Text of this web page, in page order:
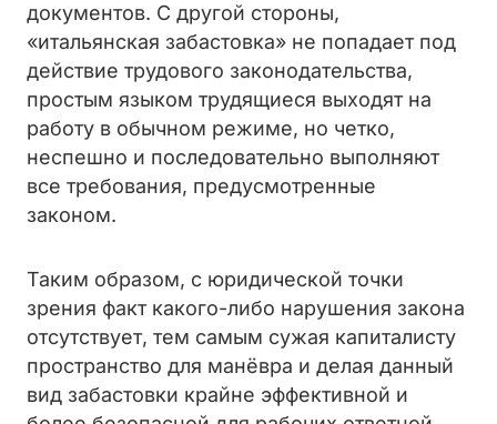
документов. С другой стороны,
«итальянская забастовка» не попадает под
действие трудового законодательства,
простым языком трудящиеся выходят на
работу в обычном режиме, но четко,
неспешно и последовательно выполняют
все требования, предусмотренные
законом.
Таким образом, с юридической точки
зрения факт какого-либо нарушения закона
отсутствует, тем самым сужая капиталисту
пространство для манёвра и делая данный
вид забастовки крайне эффективной и